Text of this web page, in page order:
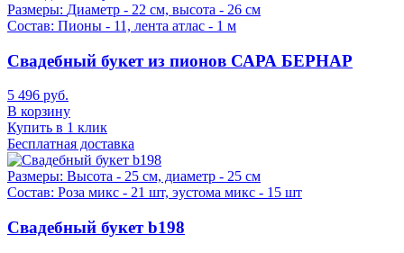
Размеры: Диаметр - 22 см, высота - 26 см
Состав: Пионы - 11, лента атлас - 1 м
Свадебный букет из пионов САРА БЕРНАР
5 496 руб.
В корзину
Купить в 1 клик
Бесплатная доставка
Размеры: Высота - 25 см, диаметр - 25 см
Состав: Роза микс - 21 шт, эустома микс - 15 шт
Свадебный букет b198